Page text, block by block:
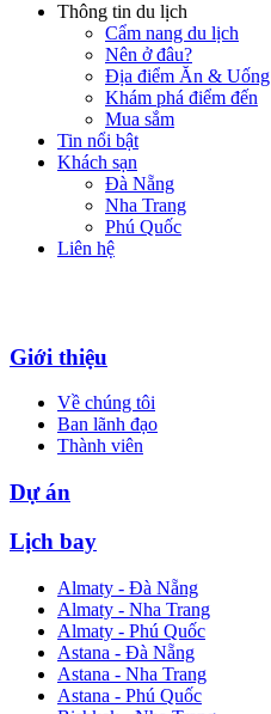
Thông tin du lịch
Cẩm nang du lịch
Nên ở đâu?
Địa điểm Ăn & Uống
Khám phá điểm đến
Mua sắm
Tin nổi bật
Khách sạn
Đà Nẵng
Nha Trang
Phú Quốc
Liên hệ
Giới thiệu
Về chúng tôi
Ban lãnh đạo
Thành viên
Dự án
Lịch bay
Almaty - Đà Nẵng
Almaty - Nha Trang
Almaty - Phú Quốc
Astana - Đà Nẵng
Astana - Nha Trang
Astana - Phú Quốc